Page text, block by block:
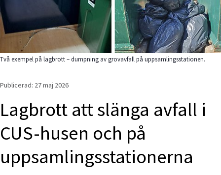
Två exempel på lagbrott – dumpning av grovavfall på uppsamlingsstationen.
Publicerad: 27 maj 2026
Lagbrott att slänga avfall i
CUS-husen och på
uppsamlingsstationerna